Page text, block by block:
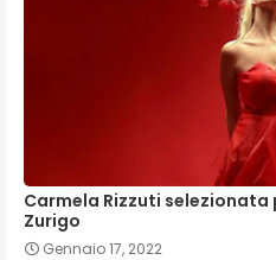
Carmela Rizzuti selezionata
Zurigo
Gennaio 17, 2022